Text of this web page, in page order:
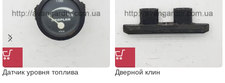
Датчик уровня топлива Дверной клин